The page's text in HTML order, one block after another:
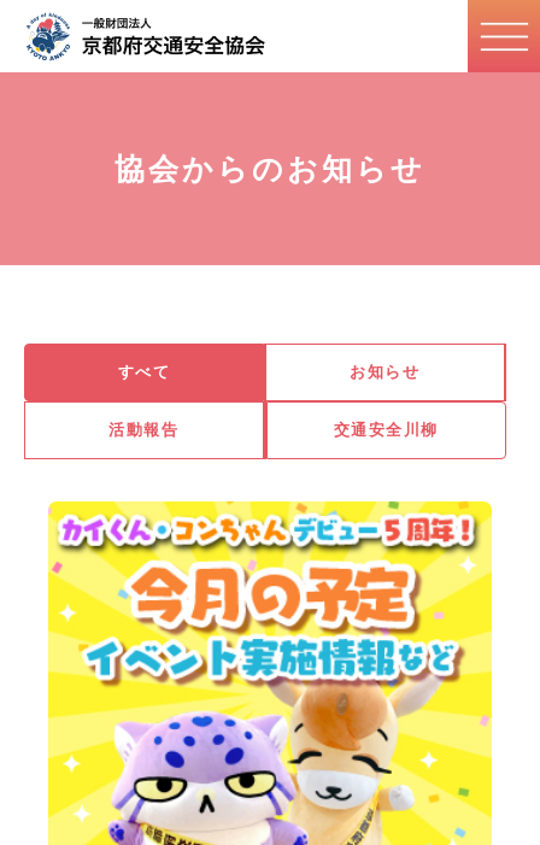
協会からのお知らせ
すべて お知らせ
活動報告 交通安全川柳